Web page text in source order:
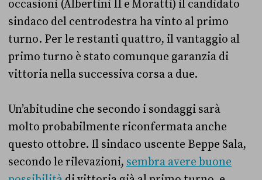
occasioni (Albertini II e Moratti) il candidato
sindaco del centrodestra ha vinto al primo
turno. Per le restanti quattro, il vantaggio al
primo turno è stato comunque garanzia di
vittoria nella successiva corsa a due.
Un’abitudine che secondo i sondaggi sarà
molto probabilmente riconfermata anche
questo ottobre. Il sindaco uscente Beppe Sala,
secondo le rilevazioni, sembra avere buone